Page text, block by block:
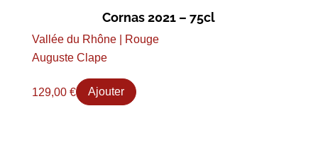
Cornas 2021 – 75cl
Vallée du Rhône | Rouge
Auguste Clape
129,00 € Ajouter